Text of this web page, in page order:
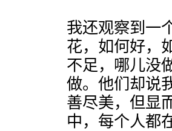
我还观察到一
花，如何好，
不足，哪儿没
做。他们却说
善尽美，但显
中，每个人都